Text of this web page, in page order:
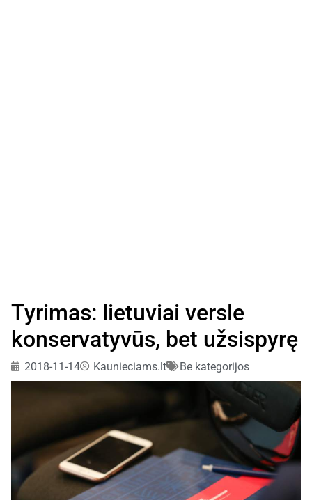
Tyrimas: lietuviai versle
konservatyvūs, bet užsispyrę
2018-11-14 Kaunieciams.lt Be kategorijos